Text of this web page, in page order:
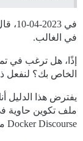
في 2023-04-10، قال
في الغالب.
الخاص بك؟ لنفعل
يفترض هذا الدليل
ملف تكوين حاوية
Docker Discourse مثبت في: